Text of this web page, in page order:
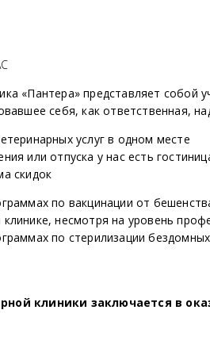
«Пантера» представляет
себя, как ответственная,
услуг в одном месте
или отпуска у нас есть
скидок
по вакцинации от
несмотря на уровень
по стерилизации
клиники заключается в